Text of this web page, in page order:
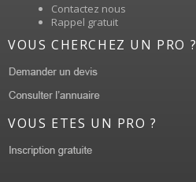
Contactez nous
Rappel gratuit
VOUS CHERCHEZ UN PRO ?
VOUS ETES UN PRO ?